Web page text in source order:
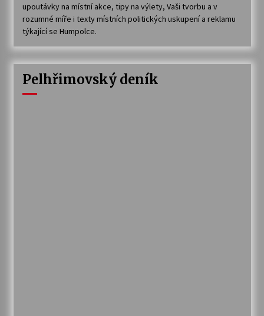
upoutávky na místní akce, tipy na výlety, Vaši tvorbu a v
rozumné míře i texty místních politických uskupení a reklamu
týkající se Humpolce.
Pelhřimovský deník